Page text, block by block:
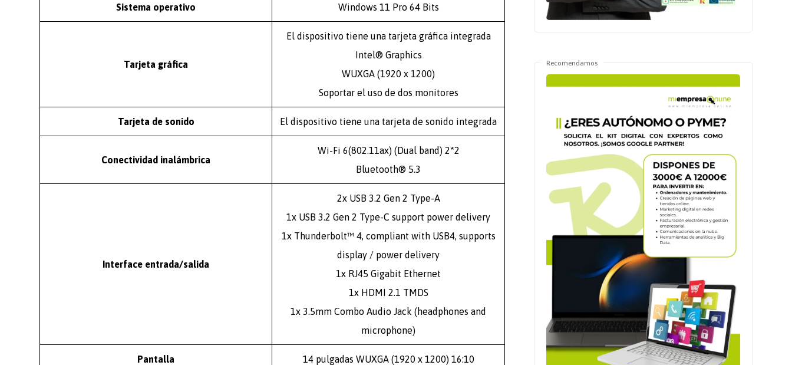
Sistema operativo Windows 11 Pro 64 Bits
Tarjeta gráfica
El dispositivo tiene una tarjeta gráfica integrada
Intel® Graphics
WUXGA (1920 x 1200)
Soportar el uso de dos monitores
Tarjeta de sonido El dispositivo tiene una tarjeta de sonido integrada
Conectividad inalámbrica
Wi-Fi 6(802.11ax) (Dual band) 2*2
Bluetooth® 5.3
Interface entrada/salida
2x USB 3.2 Gen 2 Type-A
1x USB 3.2 Gen 2 Type-C support power delivery
1x Thunderbolt™ 4, compliant with USB4, supports
display / power delivery
1x RJ45 Gigabit Ethernet
1x HDMI 2.1 TMDS
1x 3.5mm Combo Audio Jack (headphones and
microphone)
Pantalla 14 pulgadas WUXGA (1920 x 1200) 16:10
Recomendamos